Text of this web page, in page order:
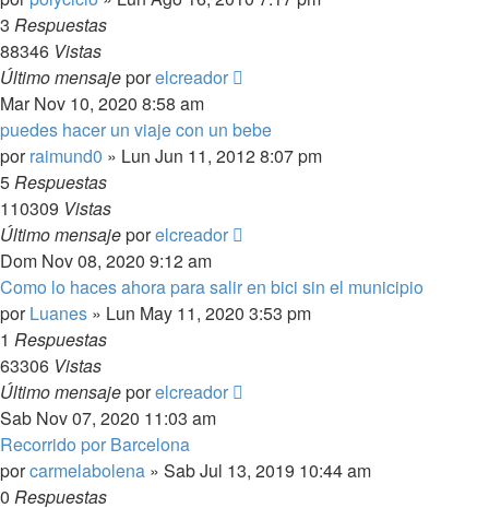
3 Respuestas
88346 Vistas
Último mensajeporelcreador
Mar Nov 10, 2020 8:58 am
puedes hacer un viaje con un bebe
porraimund0 » Lun Jun 11, 2012 8:07 pm
5Respuestas
110309 Vistas
Último mensajeporelcreador
Dom Nov 08, 2020 9:12 am
Como lo haces ahora para salir en bici sin el municipio
porLuanes » Lun May 11, 2020 3:53 pm
1 Respuestas
63306 Vistas
Último mensajeporelcreador
Sab Nov 07, 2020 11:03 am
Recorrido por Barcelona
porcarmelabolena » Sab Jul 13, 2019 10:44 am
0 Respuestas